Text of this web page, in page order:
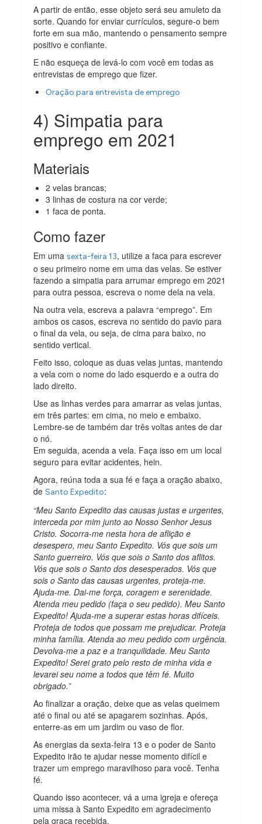
A partir de então, esse objeto será seu amuleto da
sorte. Quando for enviar currículos, segure-o bem
forte em sua mão, mantendo o pensamento sempre
positivo e confiante.
E não esqueça de levá-lo com você em todas as
entrevistas de emprego que fizer.
Oração para entrevista de emprego
4) Simpatia para
emprego em 2021
Materiais
2 velas brancas;
3 linhas de costura na cor verde;
1 faca de ponta.
Como fazer
Em umasexta-feira 13, utilize a faca para escrever
o seu primeiro nome em uma das velas. Se estiver
fazendo a simpatia para arrumar emprego em 2021
para outra pessoa, escreva o nome dela na vela.
Na outra vela, escreva a palavra “emprego”. Em
ambos os casos, escreva no sentido do pavio para
o final da vela, ou seja, de cima para baixo, no
sentido vertical.
Feito isso, coloque as duas velas juntas, mantendo
a vela com o nome do lado esquerdo e a outra do
lado direito.
Use as linhas verdes para amarrar as velas juntas,
em três partes: em cima, no meio e embaixo.
Lembre-se de também dar três voltas antes de dar
o nó.
Em seguida, acenda a vela. Faça isso em um local
seguro para evitar acidentes, hein.
Agora, reúna toda a sua fé e faça a oração abaixo,
deSanto Expedito:
​“Meu Santo Expedito das causas justas e urgentes,
interceda por mim junto ao Nosso Senhor Jesus
Cristo. Socorra-me nesta hora de aflição e
desespero, meu Santo Expedito. Vós que sois um
Santo guerreiro. Vós que sois o Santo dos aflitos.
Vós que sois o Santo dos desesperados. Vós que
sois o Santo das causas urgentes, proteja-me.
Ajuda-me. Dai-me força, coragem e serenidade.
Atenda meu pedido (faça o seu pedido). Meu Santo
Expedito! Ajuda-me a superar estas horas difíceis.
Proteja de todos que possam me prejudicar. Proteja
minha família. Atenda ao meu pedido com urgência.
Devolva-me a paz e a tranquilidade. Meu Santo
Expedito! Serei grato pelo resto de minha vida e
levarei seu nome a todos que têm fé. Muito
obrigado.”
Ao finalizar a oração, deixe que as velas queimem
até o final ou até se apagarem sozinhas. Após,
enterre-as em um jardim ou vaso de flor.
As energias da sexta-feira 13 e o poder de Santo
Expedito irão te ajudar nesse momento difícil e
trazer um emprego maravilhoso para você. Tenha
fé.
Quando isso acontecer, vá a uma igreja e ofereça
uma missa à Santo Expedito em agradecimento
pela graça recebida.